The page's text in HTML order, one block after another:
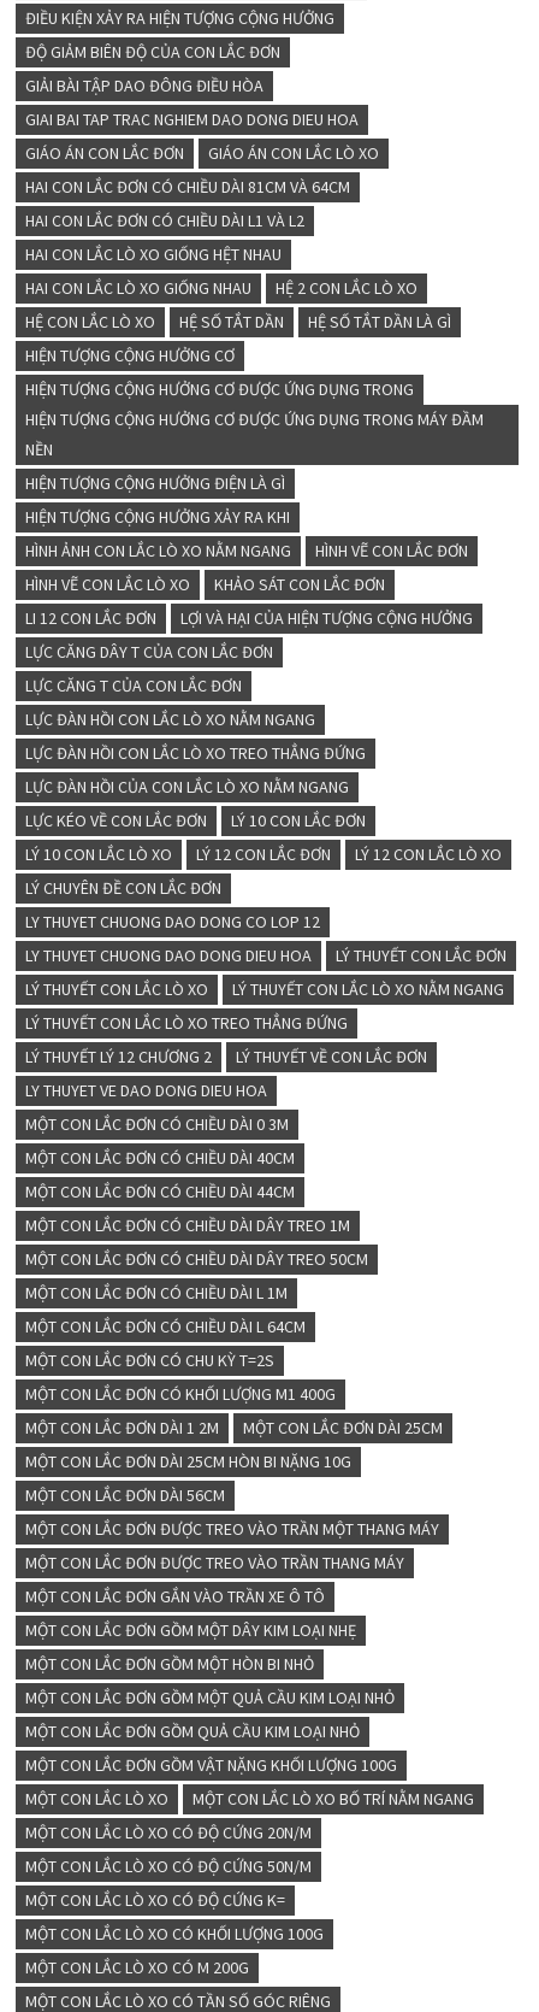
ĐIỀU KIỆN XẢY RA HIỆN TƯỢNG CỘNG HƯỞNG
ĐỘ GIẢM BIÊN ĐỘ CỦA CON LẮC ĐƠN
GIẢI BÀI TẬP DAO ĐÔNG ĐIỀU HÒA
GIAI BAI TAP TRAC NGHIEM DAO DONG DIEU HOA
GIÁO ÁN CON LẮC ĐƠN
GIÁO ÁN CON LẮC LÒ XO
HAI CON LẮC ĐƠN CÓ CHIỀU DÀI 81CM VÀ 64CM
HAI CON LẮC ĐƠN CÓ CHIỀU DÀI L1 VÀ L2
HAI CON LẮC LÒ XO GIỐNG HỆT NHAU
HAI CON LẮC LÒ XO GIỐNG NHAU
HỆ 2 CON LẮC LÒ XO
HỆ CON LẮC LÒ XO
HỆ SỐ TẮT DẦN
HỆ SỐ TẮT DẦN LÀ GÌ
HIỆN TƯỢNG CỘNG HƯỞNG CƠ
HIỆN TƯỢNG CỘNG HƯỞNG CƠ ĐƯỢC ỨNG DỤNG TRONG
HIỆN TƯỢNG CỘNG HƯỞNG CƠ ĐƯỢC ỨNG DỤNG TRONG MÁY ĐẦM
NỀN
HIỆN TƯỢNG CỘNG HƯỞNG ĐIỆN LÀ GÌ
HIỆN TƯỢNG CỘNG HƯỞNG XẢY RA KHI
HÌNH ẢNH CON LẮC LÒ XO NẰM NGANG
HÌNH VẼ CON LẮC ĐƠN
HÌNH VẼ CON LẮC LÒ XO
KHẢO SÁT CON LẮC ĐƠN
LI 12 CON LẮC ĐƠN
LỢI VÀ HẠI CỦA HIỆN TƯỢNG CỘNG HƯỞNG
LỰC CĂNG DÂY T CỦA CON LẮC ĐƠN
LỰC CĂNG T CỦA CON LẮC ĐƠN
LỰC ĐÀN HỒI CON LẮC LÒ XO NẰM NGANG
LỰC ĐÀN HỒI CON LẮC LÒ XO TREO THẲNG ĐỨNG
LỰC ĐÀN HỒI CỦA CON LẮC LÒ XO NẰM NGANG
LỰC KÉO VỀ CON LẮC ĐƠN
LÝ 10 CON LẮC ĐƠN
LÝ 10 CON LẮC LÒ XO
LÝ 12 CON LẮC ĐƠN
LÝ 12 CON LẮC LÒ XO
LÝ CHUYÊN ĐỀ CON LẮC ĐƠN
LY THUYET CHUONG DAO DONG CO LOP 12
LY THUYET CHUONG DAO DONG DIEU HOA
LÝ THUYẾT CON LẮC ĐƠN
LÝ THUYẾT CON LẮC LÒ XO
LÝ THUYẾT CON LẮC LÒ XO NẰM NGANG
LÝ THUYẾT CON LẮC LÒ XO TREO THẲNG ĐỨNG
LÝ THUYẾT LÝ 12 CHƯƠNG 2
LÝ THUYẾT VỀ CON LẮC ĐƠN
LY THUYET VE DAO DONG DIEU HOA
MỘT CON LẮC ĐƠN CÓ CHIỀU DÀI 0 3M
MỘT CON LẮC ĐƠN CÓ CHIỀU DÀI 40CM
MỘT CON LẮC ĐƠN CÓ CHIỀU DÀI 44CM
MỘT CON LẮC ĐƠN CÓ CHIỀU DÀI DÂY TREO 1M
MỘT CON LẮC ĐƠN CÓ CHIỀU DÀI DÂY TREO 50CM
MỘT CON LẮC ĐƠN CÓ CHIỀU DÀI L 1M
MỘT CON LẮC ĐƠN CÓ CHIỀU DÀI L 64CM
MỘT CON LẮC ĐƠN CÓ CHU KỲ T=2S
MỘT CON LẮC ĐƠN CÓ KHỐI LƯỢNG M1 400G
MỘT CON LẮC ĐƠN DÀI 1 2M
MỘT CON LẮC ĐƠN DÀI 25CM
MỘT CON LẮC ĐƠN DÀI 25CM HÒN BI NẶNG 10G
MỘT CON LẮC ĐƠN DÀI 56CM
MỘT CON LẮC ĐƠN ĐƯỢC TREO VÀO TRẦN MỘT THANG MÁY
MỘT CON LẮC ĐƠN ĐƯỢC TREO VÀO TRẦN THANG MÁY
MỘT CON LẮC ĐƠN GẮN VÀO TRẦN XE Ô TÔ
MỘT CON LẮC ĐƠN GỒM MỘT DÂY KIM LOẠI NHẸ
MỘT CON LẮC ĐƠN GỒM MỘT HÒN BI NHỎ
MỘT CON LẮC ĐƠN GỒM MỘT QUẢ CẦU KIM LOẠI NHỎ
MỘT CON LẮC ĐƠN GỒM QUẢ CẦU KIM LOẠI NHỎ
MỘT CON LẮC ĐƠN GỒM VẬT NẶNG KHỐI LƯỢNG 100G
MỘT CON LẮC LÒ XO
MỘT CON LẮC LÒ XO BỐ TRÍ NẰM NGANG
MỘT CON LẮC LÒ XO CÓ ĐỘ CỨNG 20N/M
MỘT CON LẮC LÒ XO CÓ ĐỘ CỨNG 50N/M
MỘT CON LẮC LÒ XO CÓ ĐỘ CỨNG K=
MỘT CON LẮC LÒ XO CÓ KHỐI LƯỢNG 100G
MỘT CON LẮC LÒ XO CÓ M 200G
MỘT CON LẮC LÒ XO CÓ TẦN SỐ GÓC RIÊNG